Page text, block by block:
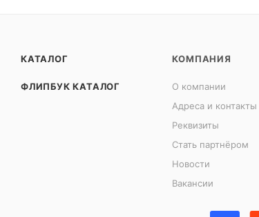
КАТАЛОГ
ФЛИПБУК КАТАЛОГ
КОМПАНИЯ
О компании
Адреса и контакты
Реквизиты
Стать партнёром
Новости
Вакансии